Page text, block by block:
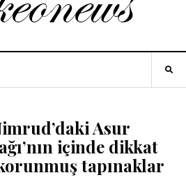
Asur
içinde dikkat
tapınaklar